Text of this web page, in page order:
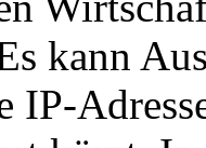
kann
IP-